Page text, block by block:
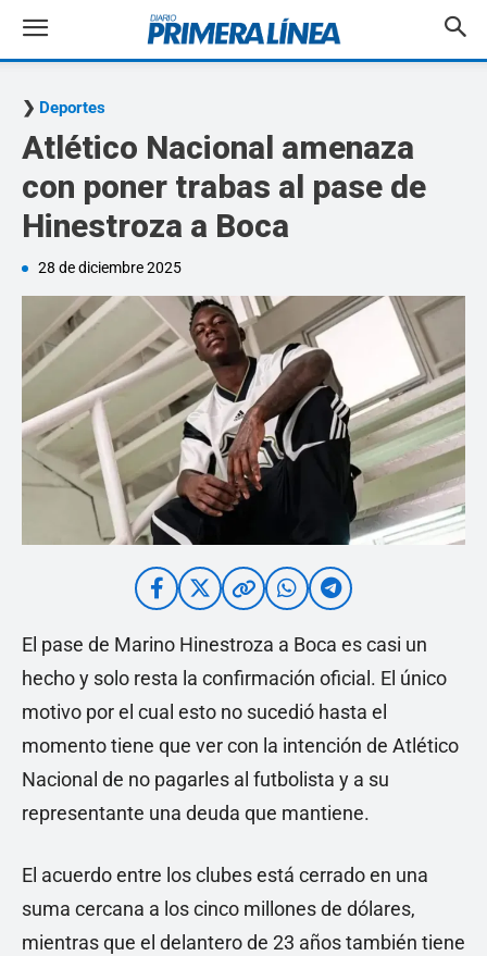
Deportes
Atlético Nacional amenaza
con poner trabas al pase de
Hinestroza a Boca
28 de diciembre 2025
El pase de Marino Hinestroza a Boca es casi un
hecho y solo resta la confirmación oficial. El único
motivo por el cual esto no sucedió hasta el
momento tiene que ver con la intención de Atlético
Nacional de no pagarles al futbolista y a su
representante una deuda que mantiene.
El acuerdo entre los clubes está cerrado en una
suma cercana a los cinco millones de dólares,
mientras que el delantero de 23 años también tiene